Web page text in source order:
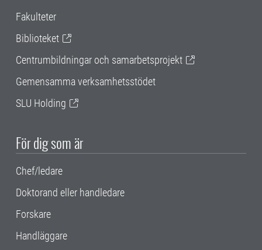
Fakulteter
Biblioteket
Centrumbildningar och samarbetsprojekt
Gemensamma verksamhetsstödet
SLU Holding
För dig som är
Chef/ledare
Doktorand eller handledare
Forskare
Handläggare